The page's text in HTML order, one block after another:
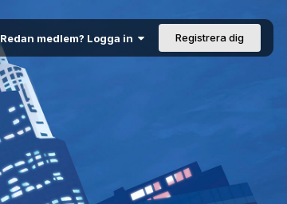
Redan medlem? Logga in Registrera dig